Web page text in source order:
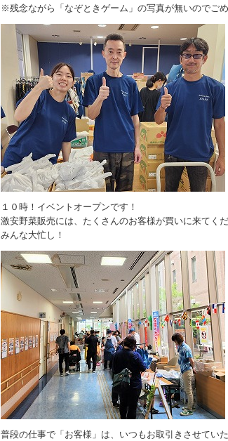
※残念ながら「なぞときゲーム」の写真が無いのでごめ
１０時！イベントオープンです！
激安野菜販売には、たくさんのお客様が買いに来てく
みんな大忙し！
普段の仕事で「お客様」は、いつもお取引きさせてい